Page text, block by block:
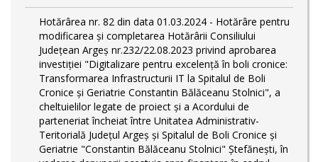
Hotărârea nr. 82 din data 01.03.2024 - Hotărâre pentru
modificarea și completarea Hotărârii Consiliului
Județean Argeș nr.232/22.08.2023 privind aprobarea
investiției "Digitalizare pentru excelență în boli cronice:
Transformarea Infrastructurii IT la Spitalul de Boli
Cronice și Geriatrie Constantin Bălăceanu Stolnici", a
cheltuielilor legate de proiect și a Acordului de
parteneriat încheiat între Unitatea Administrativ-
Teritorială Județul Argeș și Spitalul de Boli Cronice și
Geriatrie "Constantin Bălăceanu Stolnici" Ștefănești, în